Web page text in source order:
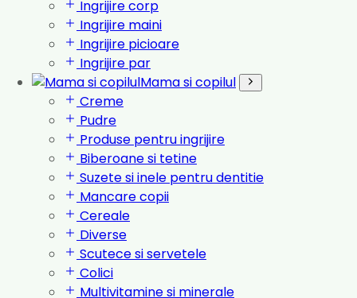
Ingrijire corp
Ingrijire maini
Ingrijire picioare
Ingrijire par
Mama si copilul
Creme
Pudre
Produse pentru ingrijire
Biberoane si tetine
Suzete si inele pentru dentitie
Mancare copii
Cereale
Diverse
Scutece si servetele
Colici
Multivitamine si minerale